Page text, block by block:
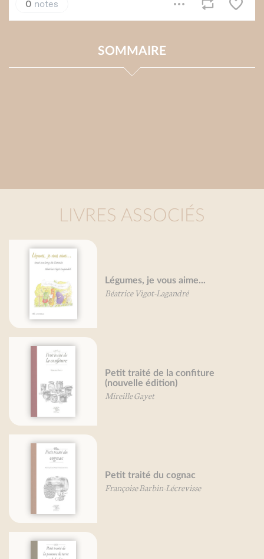
SOMMAIRE
LIVRES ASSOCIÉS
Légumes, je vous aime...
Béatrice Vigot-Lagandré
Petit traité de la confiture
(nouvelle édition)
Mireille Gayet
Petit traité du cognac
Françoise Barbin-Lécrevisse